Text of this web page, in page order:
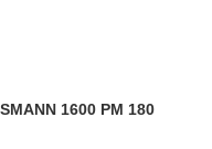
1600 PM 180